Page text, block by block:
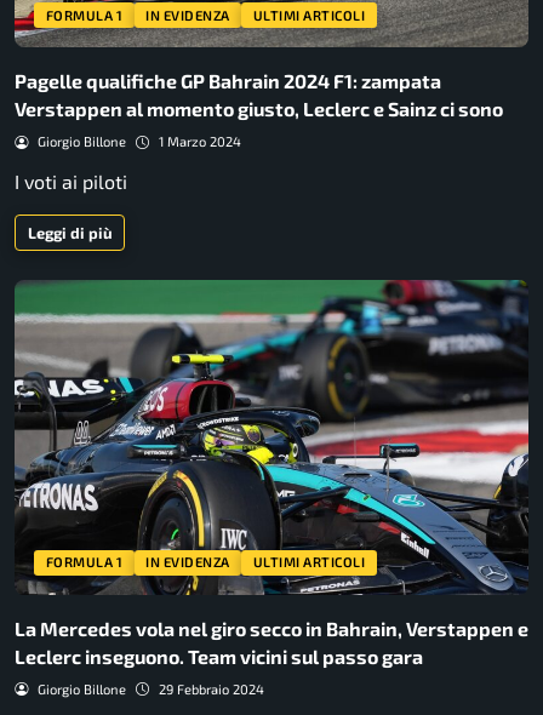
FORMULA 1 IN EVIDENZA ULTIMI ARTICOLI
Pagelle qualifiche GP Bahrain 2024 F1: zampata
Verstappen al momento giusto, Leclerc e Sainz ci sono
Giorgio Billone 1 Marzo 2024
I voti ai piloti
Leggi di più
FORMULA 1 IN EVIDENZA ULTIMI ARTICOLI
La Mercedes vola nel giro secco in Bahrain, Verstappen e
Leclerc inseguono. Team vicini sul passo gara
Giorgio Billone 29 Febbraio 2024